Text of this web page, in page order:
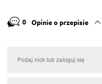
0 Opinie o przepisie